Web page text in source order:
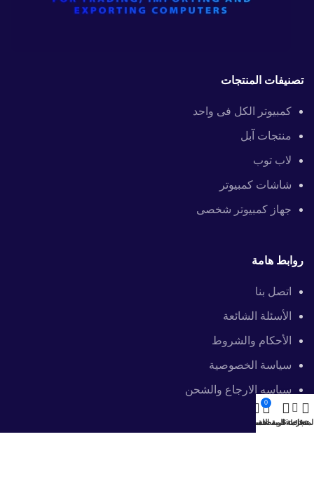
تصنيفات المنتجات
كمبيوتر الكل فى واحد
منتجات آبل
لاب توب
شاشات كمبيوتر
جهاز كمبيوتر شخصى
روابط هامة
اتصل بنا
الأسئلة الشائعة
الأحكام والشروط
سياسة الخصوصية
سياسه الارجاع والشحن
Sidebar
قائمة المفضلة
0
عربة التسوق
حسابى